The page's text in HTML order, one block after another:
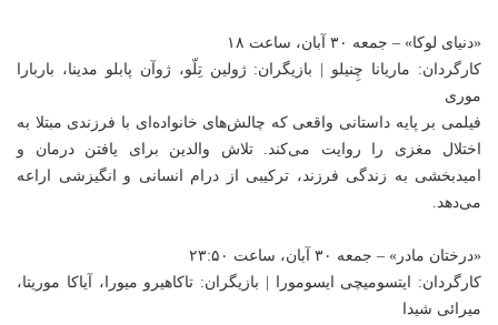
«دنیای لوکا» – جمعه ۳۰ آبان، ساعت ۱۸
کارگردان: ماریانا چِنیلو | بازیگران: ژولین تِلّو، ژوآن پابلو مدینا، باربارا
موری
فیلمی بر پایه داستانی واقعی که چالش‌های خانواده‌ای با فرزندی مبتلا به
اختلال مغزی را روایت می‌کند. تلاش والدین برای یافتن درمان و
امیدبخشی به زندگی فرزند، ترکیبی از درام انسانی و انگیزشی اراعه
می‌دهد.
«درختان مادر» – جمعه ۳۰ آبان، ساعت ۲۳:۵۰
کارگردان: ایتسومیچی ایسومورا | بازیگران: تاکاهیرو میورا، آیاکا موریتا،
میرائی شیدا